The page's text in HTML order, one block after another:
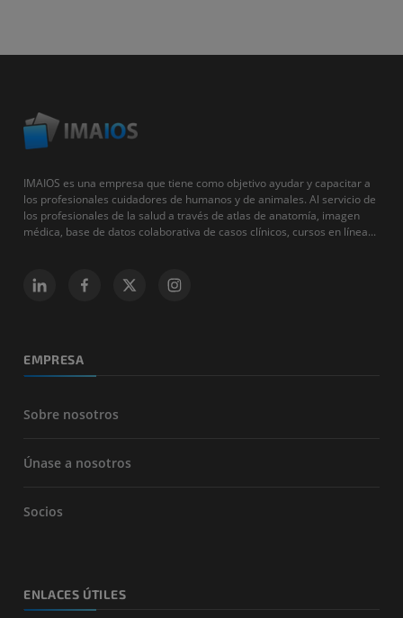
IMAIOS es una empresa que tiene como objetivo ayudar y capacitar a
los profesionales cuidadores de humanos y de animales. Al servicio de
los profesionales de la salud a través de atlas de anatomía, imagen
médica, base de datos colaborativa de casos clínicos, cursos en línea...
EMPRESA
Sobre nosotros
Únase a nosotros
Socios
ENLACES ÚTILES